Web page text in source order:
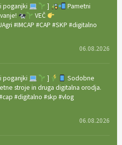
poganjki ]
Pametni
VEČ
#IMCAP #CAP #SKP #digitalno
06.08.2026
poganjki ]
Sodobne
stroje in druga digitalna orodja.
#digitalno #skp #vlog
06.08.2026